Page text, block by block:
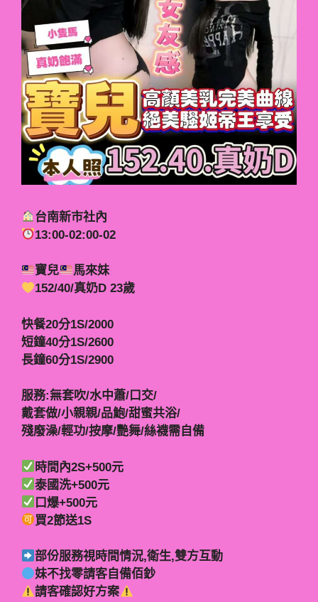
台南新市社內
13:00-02:00-02
寶兒
馬來妹
152/40/真奶D 23歲
快餐20分1S/2000
短鐘40分1S/2600
長鐘60分1S/2900
服務:無套吹/水中蕭/口交/
戴套做/小親親/品鮑/甜蜜共浴/
殘廢澡/輕功/按摩/艷舞/絲襪需自備
時間內2S+500元
泰國洗+500元
口爆+500元
買2節送1S
部份服務視時間情況,衛生,雙方互動
妹不找零請客自備佰鈔
請客確認好方案